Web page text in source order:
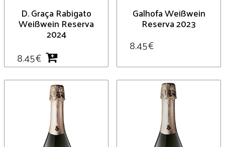
D. Graça Rabigato
Weißwein Reserva
2024
8.45€
Galhofa Weißwein
Reserva 2023
8.45€